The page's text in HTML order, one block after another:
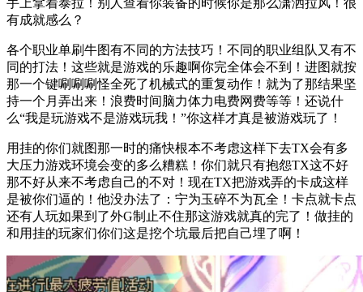
手上拿着泰拉！别人查看你装备的时候你是那么潇洒拉风！很
有成就感么？
各个职业单刷牛图有不同的方法技巧！不同的职业组队又有不
同的打法！这些就是游戏的乐趣啊你完全体会不到！进图就按
那一个键唰唰唰怪全死了机械式的重复动作！就为了那结果坚
持一个月弄出来！浪费时间脑力体力电费网费等等！还说什
么“我是玩游戏不是游戏玩我！”你这样才真是被游戏玩了！
用挂的你们就图那一时的痛快根本不考虑这样下去TX会有多
大压力游戏环境会变的多么糟糕！你们就只有抱怨TX这不好
那不好从来不考虑自己的不对！现在TX把游戏弄的卡成这样
是被你们逼的！他没办法了：宁为玉碎不为瓦全！卡点就卡点
还有人玩如果到了外G制止不住那这游戏就真的完了！做挂的
和用挂的玩家们你们这是挖个坑最后把自己埋了啊！